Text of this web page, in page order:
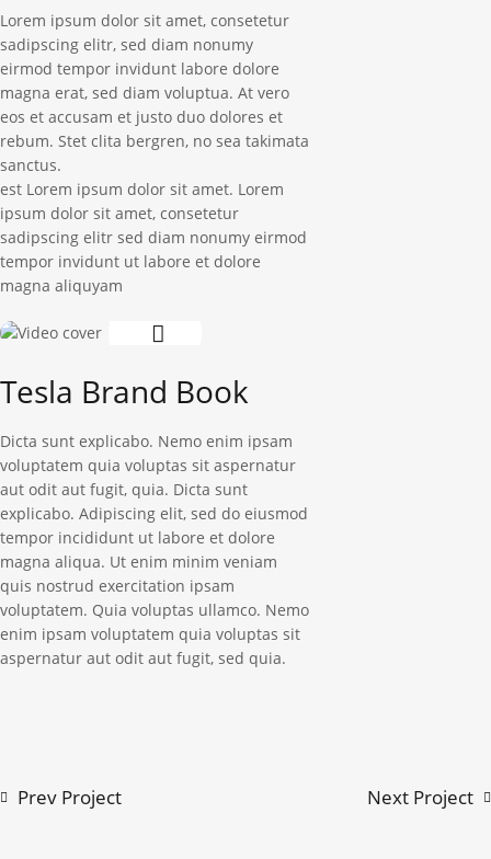
Lorem ipsum dolor sit amet, consetetur
sadipscing elitr, sed diam nonumy
eirmod tempor invidunt labore dolore
magna erat, sed diam voluptua. At vero
eos et accusam et justo duo dolores et
rebum. Stet clita bergren, no sea takimata
sanctus.
est Lorem ipsum dolor sit amet. Lorem
ipsum dolor sit amet, consetetur
sadipscing elitr sed diam nonumy eirmod
tempor invidunt ut labore et dolore
magna aliquyam
Tesla Brand Book
Dicta sunt explicabo. Nemo enim ipsam
voluptatem quia voluptas sit aspernatur
aut odit aut fugit, quia. Dicta sunt
explicabo. Adipiscing elit, sed do eiusmod
tempor incididunt ut labore et dolore
magna aliqua. Ut enim minim veniam
quis nostrud exercitation ipsam
voluptatem. Quia voluptas ullamco. Nemo
enim ipsam voluptatem quia voluptas sit
aspernatur aut odit aut fugit, sed quia.
Prev Project Next Project